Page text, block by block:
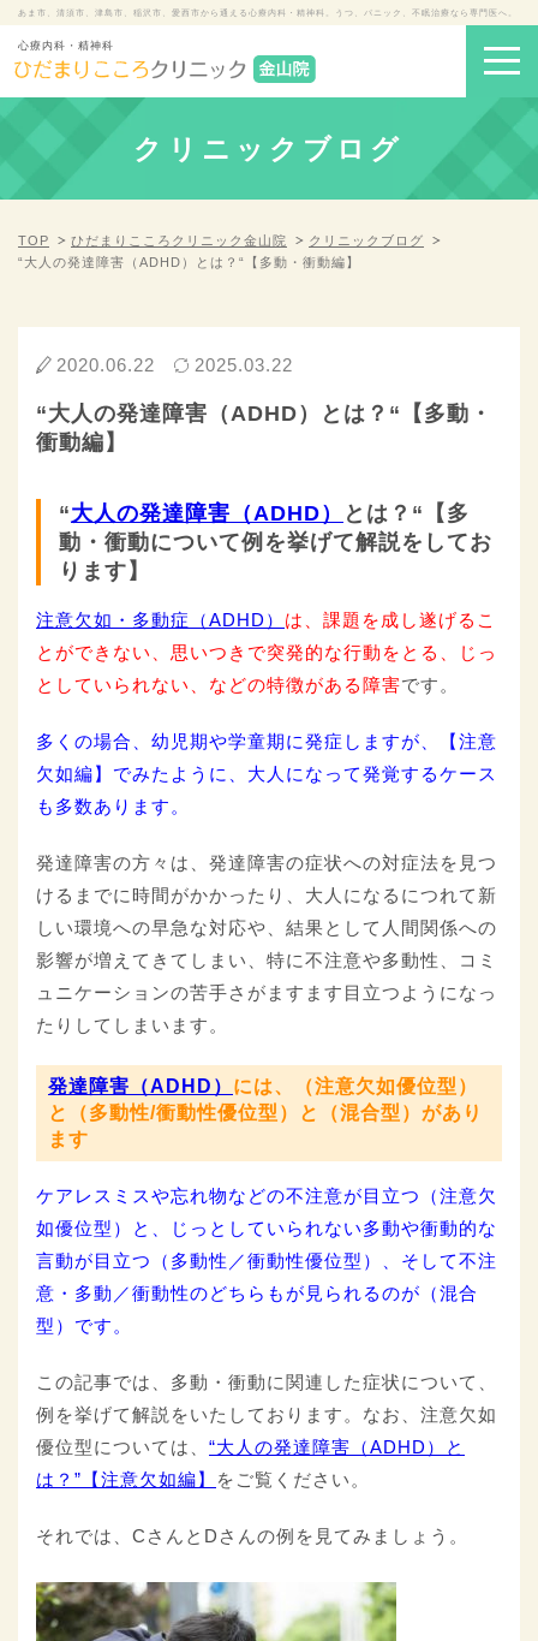
あま市、清須市、津島市、稲沢市、愛西市から通える心療内科・精神科。うつ、パニック、不眠治療なら専門医へ。
心療内科・精神科
クリニックブログ
TOP ひだまりこころクリニック金山院
クリニックブログ
“大人の発達障害（ADHD）とは？“【多動・衝動編】
2020.06.22 2025.03.22
“大人の発達障害（ADHD）とは？“【多動・
衝動編】
“大人の発達障害（ADHD）
とは？“【多
動・衝動について例を挙げて解説をしてお
ります】
注意欠如・多動症（ADHD） は、課題を成し遂げるこ
とができない、思いつきで突発的な行動をとる、じっ
としていられない、などの特徴がある障害です。
多くの場合、幼児期や学童期に発症しますが、【注意
欠如編】でみたように、大人になって発覚するケース
も多数あります。
発達障害の方々は、発達障害の症状への対症法を見つ
けるまでに時間がかかったり、大人になるにつれて新
しい環境への早急な対応や、結果として人間関係への
影響が増えてきてしまい、特に不注意や多動性、コミ
ュニケーションの苦手さがますます目立つようになっ
たりしてしまいます。
発達障害（ADHD） には、（注意欠如優位型）
と（多動性/衝動性優位型）と（混合型）があり
ます
ケアレスミスや忘れ物などの不注意が目立つ（注意欠
如優位型）と、じっとしていられない多動や衝動的な
言動が目立つ（多動性／衝動性優位型）、そして不注
意・多動／衝動性のどちらもが見られるのが（混合
型）です。
この記事では、多動・衝動に関連した症状について、
例を挙げて解説をいたしております。なお、注意欠如
優位型については、 “大人の発達障害（ADHD）と
は？”【注意欠如編】
をご覧ください。
それでは、CさんとDさんの例を見てみましょう。